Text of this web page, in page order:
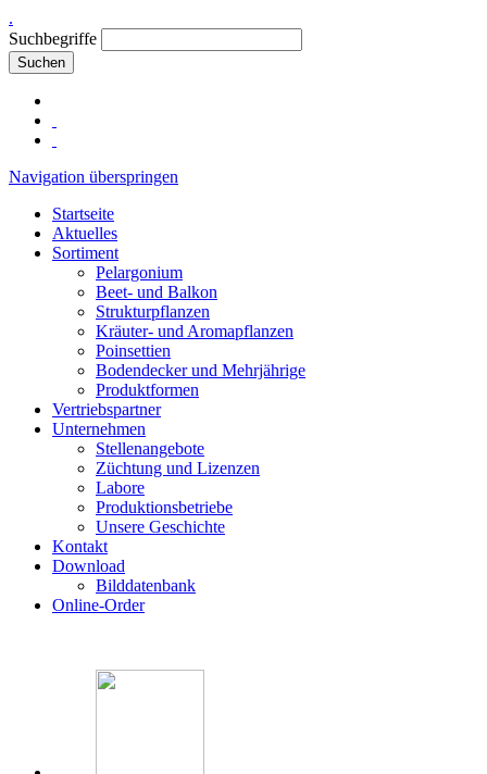
.
Suchbegriffe
Suchen
Navigation überspringen
Startseite
Aktuelles
Sortiment
Pelargonium
Beet- und Balkon
Strukturpflanzen
Kräuter- und Aromapflanzen
Poinsettien
Bodendecker und Mehrjährige
Produktformen
Vertriebspartner
Unternehmen
Stellenangebote
Züchtung und Lizenzen
Labore
Produktionsbetriebe
Unsere Geschichte
Kontakt
Download
Bilddatenbank
Online-Order